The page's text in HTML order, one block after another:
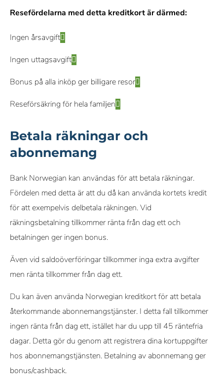
Resefördelarna med detta kreditkort är därmed:
Ingen årsavgift
Ingen uttagsavgift
Bonus på alla inköp ger billigare resor
Reseförsäkring för hela familjen
Betala räkningar och
abonnemang
Bank Norwegian kan användas för att betala räkningar.
Fördelen med detta är att du då kan använda kortets kredit
för att exempelvis delbetala räkningen. Vid
räkningsbetalning tillkommer ränta från dag ett och
betalningen ger ingen bonus.
Även vid saldoöverföringar tillkommer inga extra avgifter
men ränta tillkommer från dag ett.
Du kan även använda Norwegian kreditkort för att betala
återkommande abonnemangstjänster. I detta fall tillkommer
ingen ränta från dag ett, istället har du upp till 45 räntefria
dagar. Detta gör du genom att registrera dina kortuppgifter
hos abonnemangstjänsten. Betalning av abonnemang ger
bonus/cashback.